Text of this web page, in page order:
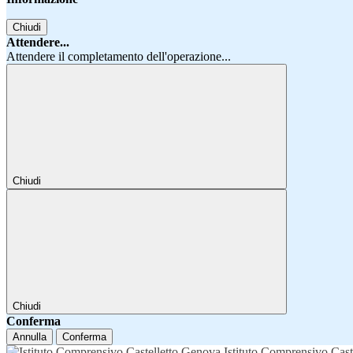
Chiudi
Attendere...
Attendere il completamento dell'operazione...
Chiudi
Chiudi
Conferma
Annulla Conferma